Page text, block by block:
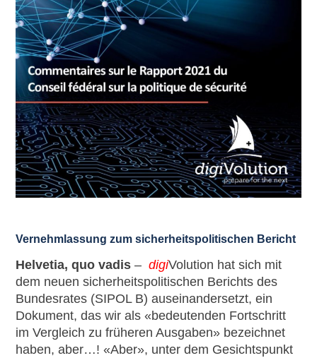
Vernehmlassung zum sicherheitspolitischen Bericht
Helvetia, quo vadis –digiVolution hat sich mit
dem neuen sicherheitspolitischen Berichts des
Bundesrates (SIPOL B) auseinandersetzt, ein
Dokument, das wir als «bedeutenden Fortschritt
im Vergleich zu früheren Ausgaben» bezeichnet
haben, aber…! «Aber», unter dem Gesichtspunkt